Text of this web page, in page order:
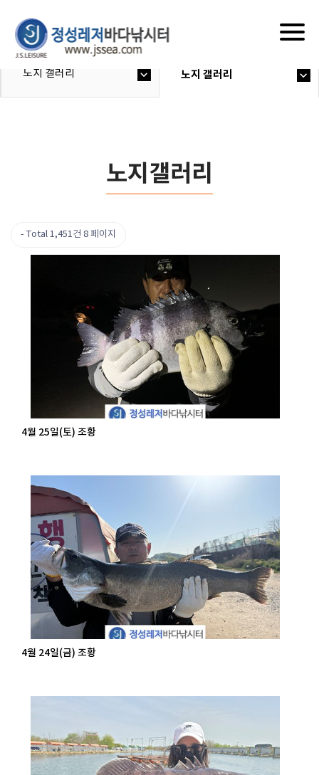
노지 갤러리 노지 갤러리
노지갤러리
Total 1,451건 8 페이지
4월 25일(토) 조황
4월 24일(금) 조황